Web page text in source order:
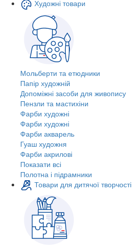
Художні товари
Мольберти та етюдники
Папір художній
Допоміжні засоби для живопису
Пензли та мастихіни
Фарби художні
Фарби художні
Фарби акварель
Гуаш художня
Фарби акрилові
Показати всі
Полотна і підрамники
Товари для дитячої творчості